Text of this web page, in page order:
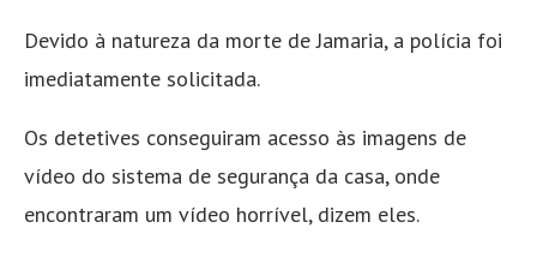
Devido à natureza da morte de Jamaria, a polícia foi
imediatamente solicitada.
Os detetives conseguiram acesso às imagens de
vídeo do sistema de segurança da casa, onde
encontraram um vídeo horrível, dizem eles.